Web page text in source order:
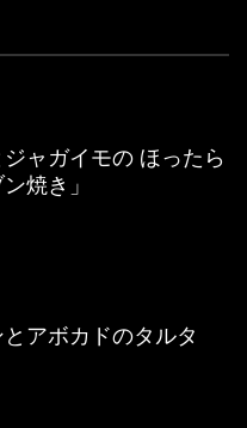
ジャガイモの ほったら
焼き」
とアボカドのタルタ